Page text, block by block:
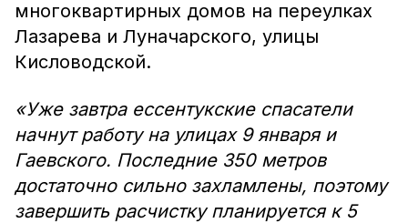
многоквартирных домов на переулках
Лазарева и Луначарского, улицы
Кисловодской.
«Уже завтра ессентукские спасатели
начнут работу на улицах 9 января и
Гаевского. Последние 350 метров
достаточно сильно захламлены, поэтому
завершить расчистку планируется к 5